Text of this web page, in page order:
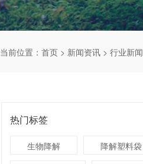
当前位置： 首页 > 新闻资讯 > 行业新闻
热门标签
生物降解 降解塑料袋